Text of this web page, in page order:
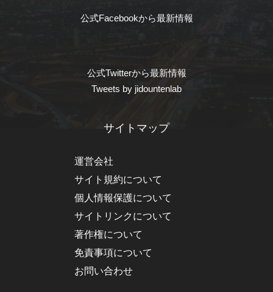
公式Facebookから最新情報
公式Twitterから最新情報
Tweets by jidountenlab
サイトマップ
運営会社
サイト規約について
個人情報保護について
サイトリンクについて
著作権について
免責事項について
お問い合わせ